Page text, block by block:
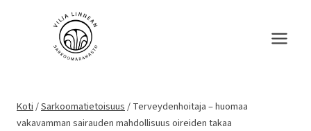
Koti/Sarkoomatietoisuus/Terveydenhoitaja – huomaa
vakavamman sairauden mahdollisuus oireiden takaa